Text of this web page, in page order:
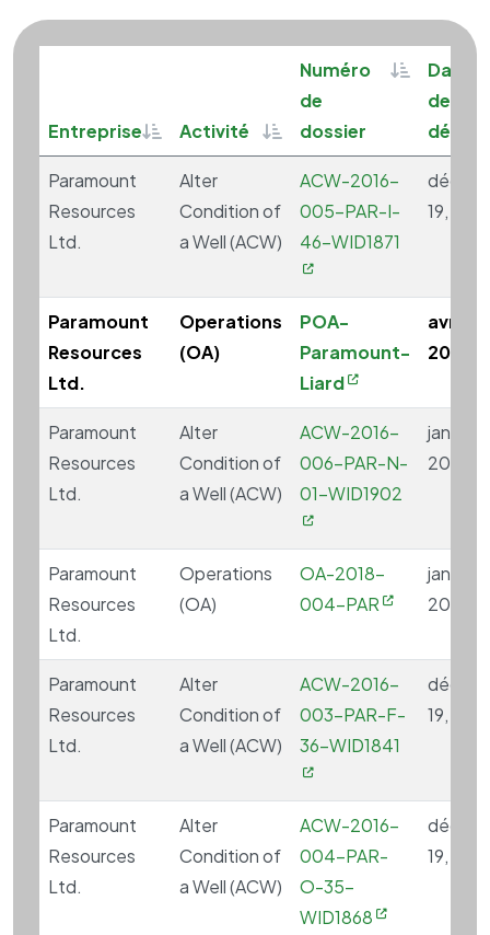
EntrepriseSortable
Activité Sortable
Numéro
de
dossier
Sortable
Date
de
début
Paramount
Resources
Ltd.
Alter
Condition of
a Well (ACW)
ACW-2016-
005-PAR-I-
46-WID1871
19, 2016
Paramount
Resources
Ltd.
Operations
(OA)
POA-
Paramount-
Liard
avril
2000
Paramount
Resources
Ltd.
Alter
Condition of
a Well (ACW)
ACW-2016-
006-PAR-N-
01-WID1902
janvier
2017
Paramount
Resources
Ltd.
Operations
(OA)
OA-2018-
004-PAR
janvier
2019
Paramount
Resources
Ltd.
Alter
Condition of
a Well (ACW)
ACW-2016-
003-PAR-F-
36-WID1841
19, 2016
Paramount
Resources
Ltd.
Alter
Condition of
a Well (ACW)
ACW-2016-
004-PAR-
O-35-
WID1868
19, 2016